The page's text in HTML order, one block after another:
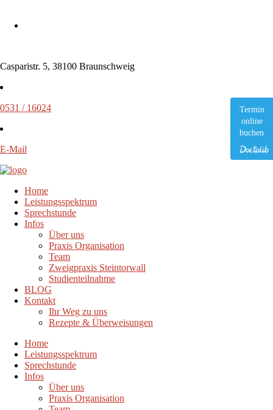
Casparistr. 5, 38100 Braunschweig
0531 / 16024
E-Mail
Termin
online
buchen
Home
Leistungsspektrum
Sprechstunde
Infos
Über uns
Praxis Organisation
Team
Zweigpraxis Steintorwall
Studienteilnahme
BLOG
Kontakt
Ihr Weg zu uns
Rezepte & Überweisungen
Home
Leistungsspektrum
Sprechstunde
Infos
Über uns
Praxis Organisation